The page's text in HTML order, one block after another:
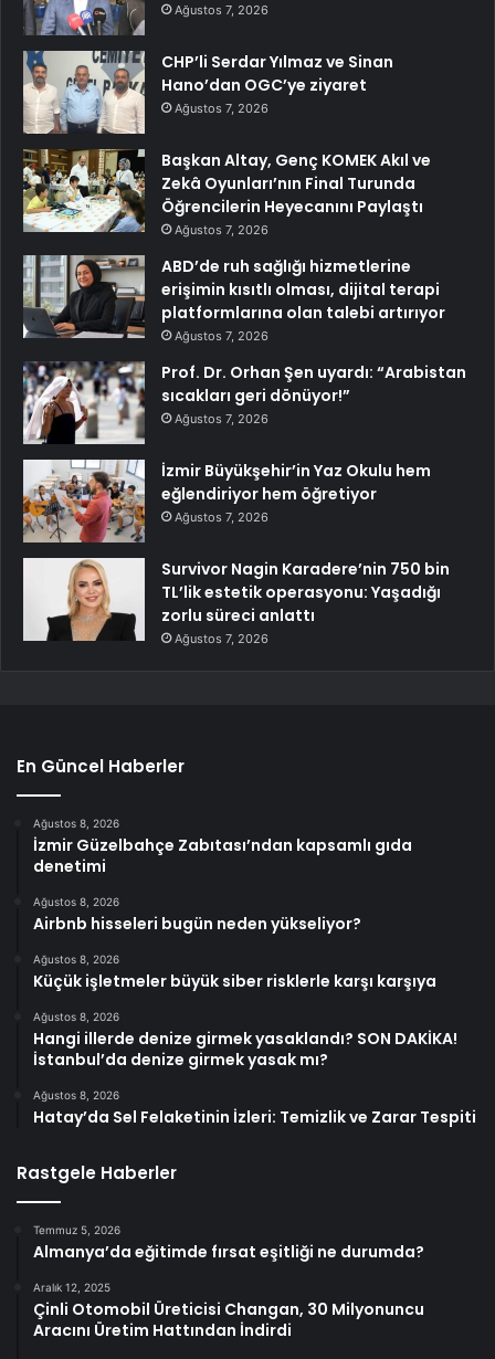
Ağustos 7, 2026
CHP’li Serdar Yılmaz ve Sinan
Hano’dan OGC’ye ziyaret
Ağustos 7, 2026
Başkan Altay, Genç KOMEK Akıl ve
Zekâ Oyunları’nın Final Turunda
Öğrencilerin Heyecanını Paylaştı
Ağustos 7, 2026
ABD’de ruh sağlığı hizmetlerine
erişimin kısıtlı olması, dijital terapi
platformlarına olan talebi artırıyor
Ağustos 7, 2026
Prof. Dr. Orhan Şen uyardı: “Arabistan
sıcakları geri dönüyor!”
Ağustos 7, 2026
İzmir Büyükşehir’in Yaz Okulu hem
eğlendiriyor hem öğretiyor
Ağustos 7, 2026
Survivor Nagin Karadere’nin 750 bin
TL’lik estetik operasyonu: Yaşadığı
zorlu süreci anlattı
Ağustos 7, 2026
En Güncel Haberler
Ağustos 8, 2026
İzmir Güzelbahçe Zabıtası’ndan kapsamlı gıda
denetimi
Ağustos 8, 2026
Airbnb hisseleri bugün neden yükseliyor?
Ağustos 8, 2026
Küçük işletmeler büyük siber risklerle karşı karşıya
Ağustos 8, 2026
Hangi illerde denize girmek yasaklandı? SON DAKİKA!
İstanbul’da denize girmek yasak mı?
Ağustos 8, 2026
Hatay’da Sel Felaketinin İzleri: Temizlik ve Zarar Tespiti
Rastgele Haberler
Temmuz 5, 2026
Almanya’da eğitimde fırsat eşitliği ne durumda?
Aralık 12, 2025
Çinli Otomobil Üreticisi Changan, 30 Milyonuncu
Aracını Üretim Hattından İndirdi